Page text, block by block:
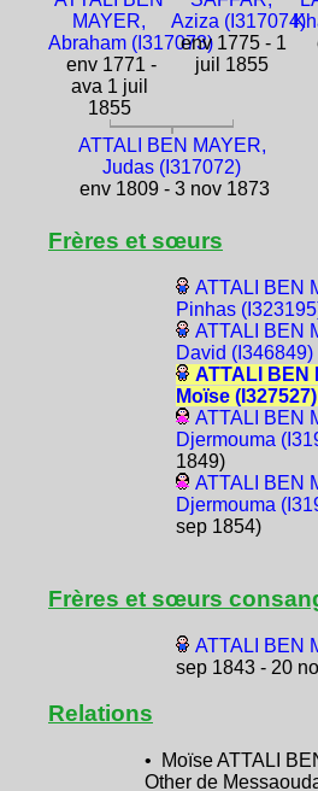
MAYER,
Abraham (I317073)
env 1771 -
ava 1 juil
1855
Aziza (I317074)
env 1775 - 1
juil 1855
ATTALI BEN MAYER,
Judas (I317072)
env 1809 - 3 nov 1873
Frères et sœurs
ATTALI BEN
Pinhas
ATTALI BEN
David (I346849)
ATTALI BEN
Moïse (I327527)
ATTALI BEN
Djermouma
1849)
ATTALI BEN
Djermouma
sep 1854)
Frères et sœurs
ATTALI BEN
sep 1843 - 20
Relations
• Moïse ATTALI
Other de